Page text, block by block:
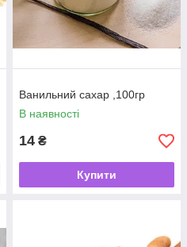
Ванильний сахар ,100гр
В наявності
14 ₴
Купити